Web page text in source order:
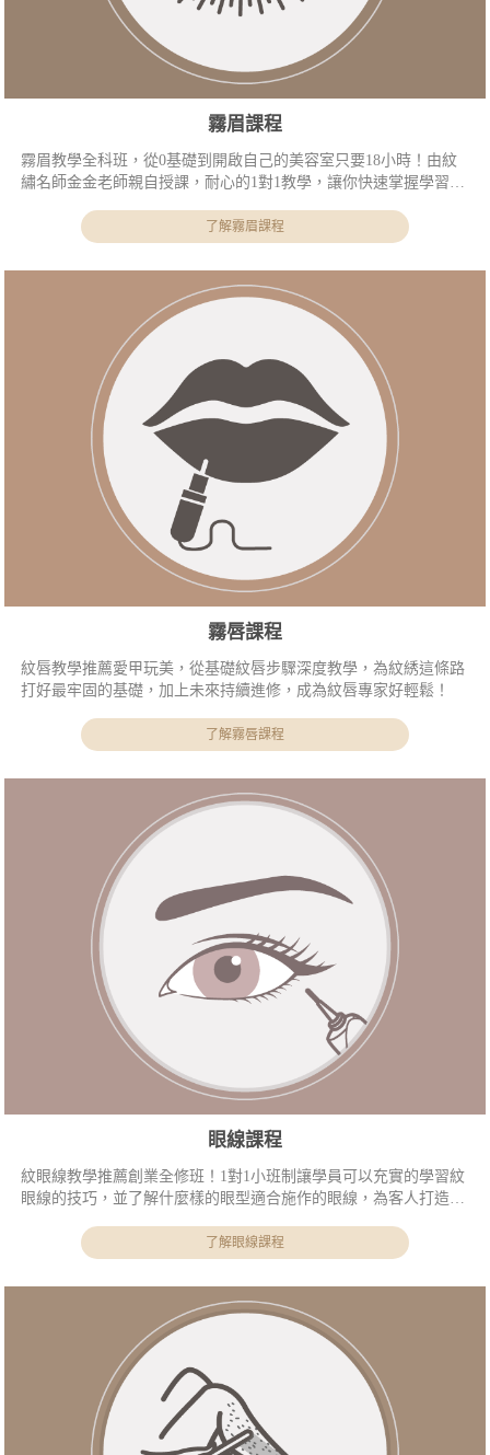
霧眉課程
霧眉教學全科班，從0基礎到開啟自己的美容室只要18小時！由紋
繡名師金金老師親自授課，耐心的1對1教學，讓你快速掌握學習撇
了解霧眉課程
霧唇課程
紋唇教學推薦愛甲玩美，從基礎紋唇步驟深度教學，為紋綉這條路
打好最牢固的基礎，加上未來持續進修，成為紋唇專家好輕鬆！
了解霧唇課程
眼線課程
紋眼線教學推薦創業全修班！1對1小班制讓學員可以充實的學習紋
眼線的技巧，並了解什麼樣的眼型適合施作的眼線，為客人打造完
了解眼線課程